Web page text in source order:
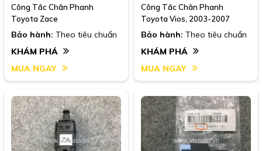
Công Tắc Chân Phanh
Toyota Zace
Bảo hành: Theo tiêu chuẩn
KHÁM PHÁ
MUA NGAY
Công Tắc Chân Phanh
Toyota Vios, 2003-2007
Bảo hành: Theo tiêu chuẩn
KHÁM PHÁ
MUA NGAY